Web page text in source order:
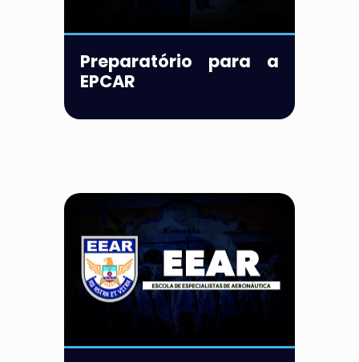
Preparatório para a
EPCAR